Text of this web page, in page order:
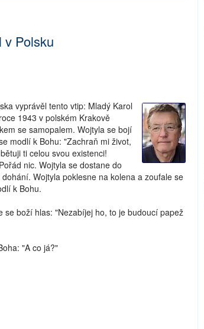
v Polsku
vyprávěl tento vtip: Mladý Karol
1943 v polském Krakově
se samopalem. Wojtyla se bojí
modlí k Bohu: "Zachraň mi život,
ti celou svou existenci!
nic. Wojtyla se dostane do
Wojtyla poklesne na kolena a zoufale se
k Bohu.
boží hlas: "Nezabíjej ho, to je budoucí papež
"A co já?"